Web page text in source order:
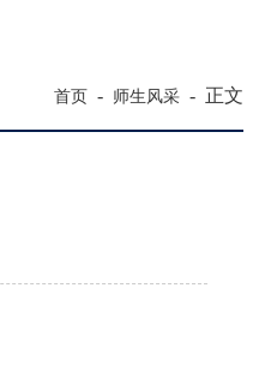
首页 - 师生风采 - 正文